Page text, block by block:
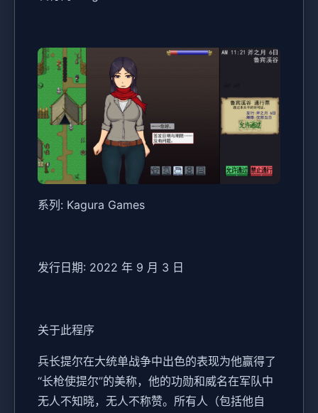
系列: Kagura Games
发行日期: 2022 年 9 月 3 日
关于此程序
兵长提尔在大统单战争中出色的表现为他赢得了
“长枪使提尔”的美称，他的功勋和威名在军队中
无人不知晓，无人不称赞。所有人（包括他自